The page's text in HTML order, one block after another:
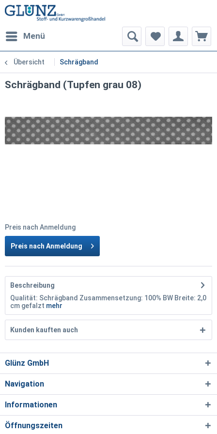
Menü
Übersicht Schrägband
Schrägband (Tupfen grau 08)
Preis nach Anmeldung
Preis nach Anmeldung
Beschreibung
Qualität: Schrägband Zusammensetzung: 100% BW Breite: 2,0
cm gefalzt mehr
Kunden kauften auch
Glünz GmbH
Navigation
Informationen
Öffnungszeiten